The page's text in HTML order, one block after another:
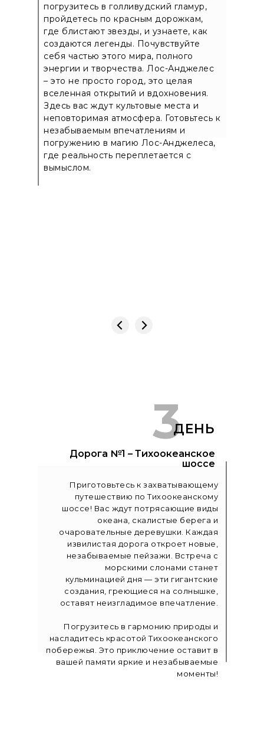
погрузитесь в голливудский гламур,
пройдетесь по красным дорожкам,
где блистают звезды, и узнаете, как
создаются легенды. Почувствуйте
себя частью этого мира, полного
энергии и творчества. Лос-Анджелес
– это не просто город, это целая
вселенная открытий и вдохновения.
Здесь вас ждут культовые места и
неповторимая атмосфера. Готовьтесь к
незабываемым впечатлениям и
погружению в магию Лос-Анджелеса,
где реальность переплетается с
вымыслом.
ДЕНЬ
Приготовьтесь к захватывающему
путешествию по Тихоокеанскому
шоссе! Вас ждут потрясающие виды
океана, скалистые берега и
очаровательные деревушки. Каждая
извилистая дорога откроет новые,
незабываемые пейзажи. Встреча с
морскими слонами станет
кульминацией дня — эти гигантские
создания, греющиеся на солнышке,
оставят неизгладимое впечатление.
Погрузитесь в гармонию природы и
насладитесь красотой Тихоокеанского
побережья. Это приключение оставит в
вашей памяти яркие и незабываемые
моменты!
3
Дорога №1 – Тихоокеанское
шоссе